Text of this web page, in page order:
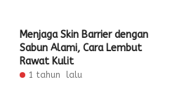
Menjaga Skin Barrier dengan
Sabun Alami, Cara Lembut
Rawat Kulit
1 tahun lalu